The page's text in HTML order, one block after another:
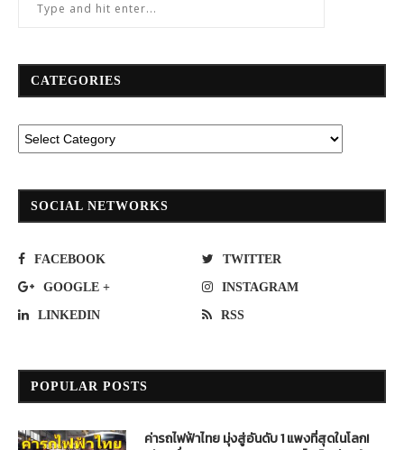
CATEGORIES
SOCIAL NETWORKS
FACEBOOK TWITTER
GOOGLE + INSTAGRAM
LINKEDIN RSS
POPULAR POSTS
ค่ารถไฟฟ้าไทย มุ่งสู่อันดับ 1 แพงที่สุดในโลก!